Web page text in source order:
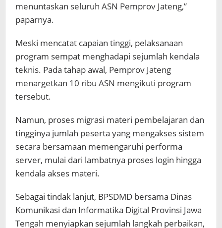
menuntaskan seluruh ASN Pemprov Jateng,”
paparnya.
Meski mencatat capaian tinggi, pelaksanaan
program sempat menghadapi sejumlah kendala
teknis. Pada tahap awal, Pemprov Jateng
menargetkan 10 ribu ASN mengikuti program
tersebut.
Namun, proses migrasi materi pembelajaran dan
tingginya jumlah peserta yang mengakses sistem
secara bersamaan memengaruhi performa
server, mulai dari lambatnya proses login hingga
kendala akses materi.
Sebagai tindak lanjut, BPSDMD bersama Dinas
Komunikasi dan Informatika Digital Provinsi Jawa
Tengah menyiapkan sejumlah langkah perbaikan,